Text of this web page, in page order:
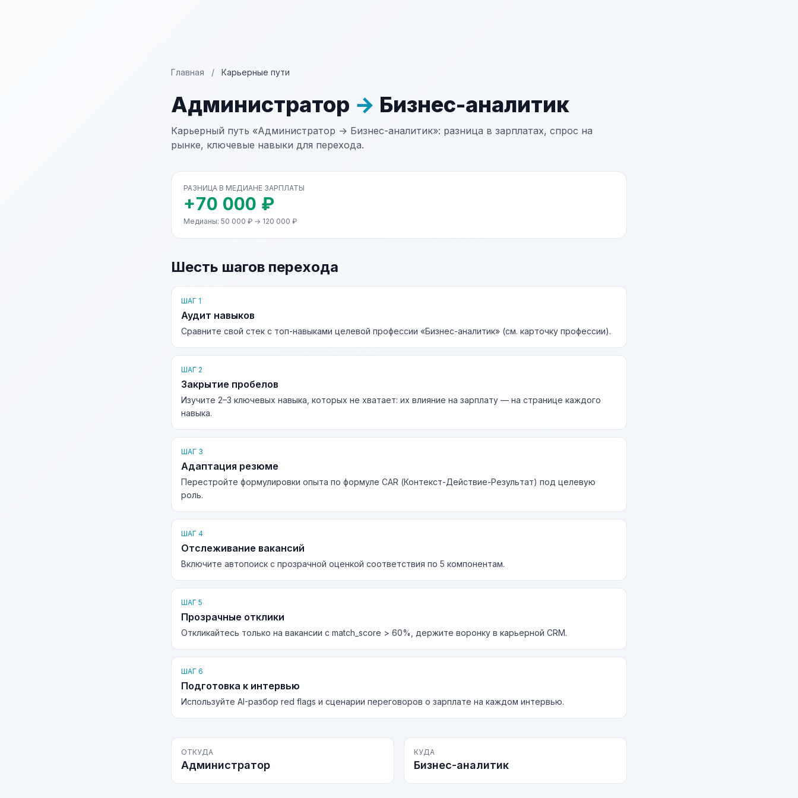
Главная / Карьерные пути
Администратор → Бизнес-аналитик
Карьерный путь «Администратор → Бизнес-аналитик»: разница в зарплатах, спрос на
рынке, ключевые навыки для перехода.
РАЗНИЦА В МЕДИАНЕ ЗАРПЛАТЫ
+70 000 ₽
Медианы: 50 000 ₽ → 120 000 ₽
Шесть шагов перехода
ШАГ 1
Аудит навыков
Сравните свой стек с топ-навыками целевой профессии «Бизнес-аналитик» (см. карточку профессии).
ШАГ 2
Закрытие пробелов
Изучите 2–3 ключевых навыка, которых не хватает: их влияние на зарплату — на странице каждого
навыка.
ШАГ 3
Адаптация резюме
Перестройте формулировки опыта по формуле CAR (Контекст-Действие-Результат) под целевую
роль.
ШАГ 4
Отслеживание вакансий
Включите автопоиск с прозрачной оценкой соответствия по 5 компонентам.
ШАГ 5
Прозрачные отклики
Откликайтесь только на вакансии с match_score > 60%, держите воронку в карьерной CRM.
ШАГ 6
Подготовка к интервью
Используйте AI-разбор red flags и сценарии переговоров о зарплате на каждом интервью.
ОТКУДА
Администратор
КУДА
Бизнес-аналитик